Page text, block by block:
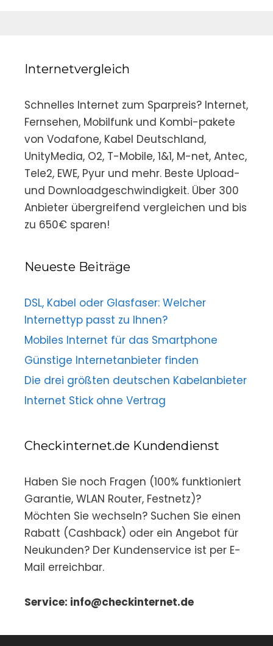
Internetvergleich
Schnelles Internet zum Sparpreis? Internet,
Fernsehen, Mobilfunk und Kombi-pakete
von Vodafone, Kabel Deutschland,
UnityMedia, O2, T-Mobile, 1&1, M-net, Antec,
Tele2, EWE, Pyur und mehr. Beste Upload-
und Downloadgeschwindigkeit. Über 300
Anbieter übergreifend vergleichen und bis
zu 650€ sparen!
Neueste Beiträge
DSL, Kabel oder Glasfaser: Welcher
Internettyp passt zu Ihnen?
Mobiles Internet für das Smartphone
Günstige Internetanbieter finden
Die drei größten deutschen Kabelanbieter
Internet Stick ohne Vertrag
Checkinternet.de Kundendienst
Haben Sie noch Fragen (100% funktioniert
Garantie, WLAN Router, Festnetz)?
Möchten Sie wechseln? Suchen Sie einen
Rabatt (Cashback) oder ein Angebot für
Neukunden? Der Kundenservice ist per E-
Mail erreichbar.
Service: info@checkinternet.de